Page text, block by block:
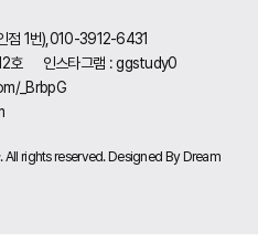
점 1번),010-3912-6431
호
인스타그램 : ggstudy0
_BrbpG
rights reserved. Designed By Dream